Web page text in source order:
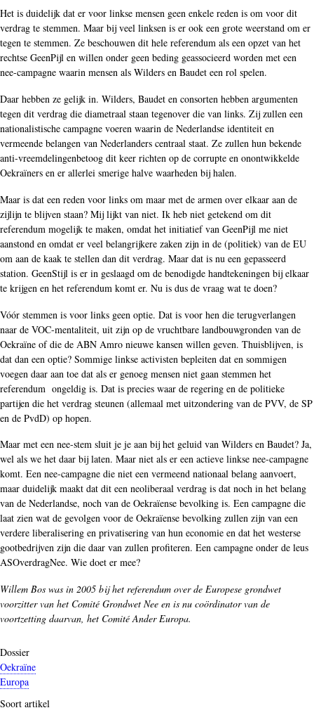
Het is duidelijk dat er voor linkse mensen geen enkele reden is om voor dit
verdrag te stemmen. Maar bij veel linksen is er ook een grote weerstand om er
tegen te stemmen. Ze beschouwen dit hele referendum als een opzet van het
rechtse GeenPijl en willen onder geen beding geassocieerd worden met een
nee-campagne waarin mensen als Wilders en Baudet een rol spelen.
Daar hebben ze gelijk in. Wilders, Baudet en consorten hebben argumenten
tegen dit verdrag die diametraal staan tegenover die van links. Zij zullen een
nationalistische campagne voeren waarin de Nederlandse identiteit en
vermeende belangen van Nederlanders centraal staat. Ze zullen hun bekende
anti-vreemdelingenbetoog dit keer richten op de corrupte en onontwikkelde
Oekraïners en er allerlei smerige halve waarheden bij halen.
Maar is dat een reden voor links om maar met de armen over elkaar aan de
zijlijn te blijven staan? Mij lijkt van niet. Ik heb niet getekend om dit
referendum mogelijk te maken, omdat het initiatief van GeenPijl me niet
aanstond en omdat er veel belangrijkere zaken zijn in de (politiek) van de EU
om aan de kaak te stellen dan dit verdrag. Maar dat is nu een gepasseerd
station. GeenStijl is er in geslaagd om de benodigde handtekeningen bij elkaar
te krijgen en het referendum komt er. Nu is dus de vraag wat te doen?
Vóór stemmen is voor links geen optie. Dat is voor hen die terugverlangen
naar de VOC-mentaliteit, uit zijn op de vruchtbare landbouwgronden van de
Oekraïne of die de ABN Amro nieuwe kansen willen geven. Thuisblijven, is
dat dan een optie? Sommige linkse activisten bepleiten dat en sommigen
voegen daar aan toe dat als er genoeg mensen niet gaan stemmen het
referendum ongeldig is. Dat is precies waar de regering en de politieke
partijen die het verdrag steunen (allemaal met uitzondering van de PVV, de SP
en de PvdD) op hopen.
Maar met een nee-stem sluit je je aan bij het geluid van Wilders en Baudet? Ja,
wel als we het daar bij laten. Maar niet als er een actieve linkse nee-campagne
komt. Een nee-campagne die niet een vermeend nationaal belang aanvoert,
maar duidelijk maakt dat dit een neoliberaal verdrag is dat noch in het belang
van de Nederlandse, noch van de Oekraïense bevolking is. Een campagne die
laat zien wat de gevolgen voor de Oekraïense bevolking zullen zijn van een
verdere liberalisering en privatisering van hun economie en dat het westerse
gootbedrijven zijn die daar van zullen profiteren. Een campagne onder de leus
ASOverdragNee. Wie doet er mee?
Willem Bos was in 2005 bij het referendum over de Europese grondwet
voorzitter van het Comité Grondwet Nee en is nu coördinator van de
voortzetting daarvan, het Comité Ander Europa.
Dossier
Oekraïne
Europa
Soort artikel